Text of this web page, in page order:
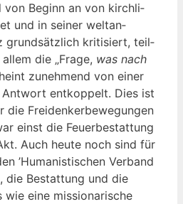
von Beginn an von kirch­li­
und in sei­ner welt­an­
grund­sätz­lich kri­ti­siert, teil­
die „Fra­ge, was nach
zuneh­mend von einer
ent­kop­pelt. Dies ist
die Frei­den­ker­be­we­gun­gen
einst die Feu­er­be­stat­tung
Auch heu­te noch sind für
’Huma­nis­ti­schen Ver­band
die Bestat­tung und die
eine mis­sio­na­ri­sche